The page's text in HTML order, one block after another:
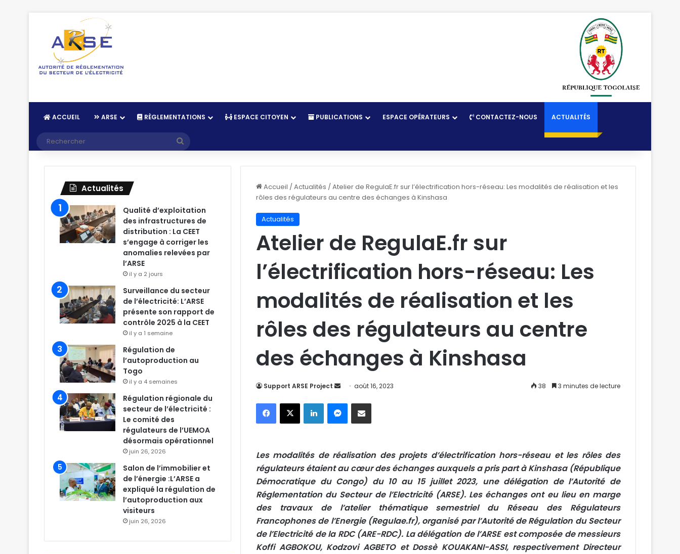
ACCUEIL ARSE RÈGLEMENTATIONS ESPACE CITOYEN PUBLICATIONS ESPACE OPÉRATEURS CONTACTEZ-NOUS ACTUALITÉS
Accueil /Actualités /Atelier de RegulaE.fr sur l’électrification hors-réseau: Les modalités de réalisation et les
rôles des régulateurs au centre des échanges à Kinshasa
Actualités
Atelier de RegulaE.fr sur
l’électrification hors-réseau: Les
modalités de réalisation et les
rôles des régulateurs au centre
des échanges à Kinshasa
Support ARSE Project
v
o
r
u
n
c
o
u
r
r
août 16, 2023 38 3 minutes de lecture
X Linkedin
Les modalités de réalisation des projets d’électrification hors-réseau et les rôles des
régulateurs étaient au cœur des échanges auxquels a pris part à Kinshasa (République
Démocratique du Congo) du 10 au 15 juillet 2023, une délégation de l’Autorité de
Réglementation du Secteur de l’Electricité (ARSE). Les échanges ont eu lieu en marge
des travaux de l’atelier thématique semestriel du Réseau des Régulateurs
Francophones de l’Energie (Regulae.fr), organisé par l’Autorité de Régulation du Secteur
de l’Electricité de la RDC (ARE-RDC). La délégation de l’ARSE est composée de messieurs
Koffi AGBOKOU, Kodzovi AGBETO et Dossè KOUAKANI-ASSI, respectivement Directeur
Actualités
Qualité d’exploitation
des infrastructures de
distribution : La CEET
s’engage à corriger les
anomalies relevées par
l’ARSE
il y a 2 jours
Surveillance du secteur
de l’électricité: L’ARSE
présente son rapport de
contrôle 2025 à la CEET
il y a 1 semaine
Régulation de
l’autoproduction au
Togo
il y a 4 semaines
Régulation régionale du
secteur de l’électricité :
Le comité des
régulateurs de l’UEMOA
désormais opérationnel
juin 26, 2026
Salon de l’immobilier et
de l’énergie :L’ARSE a
expliqué la régulation de
l’autoproduction aux
visiteurs
juin 26, 2026